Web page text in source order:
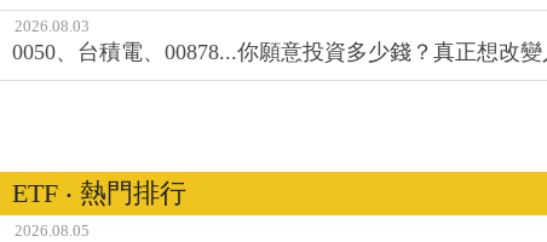
2026.08.03
0050、台積電、00878...你願意投資多少錢？真正想改變
ETF ‧ 熱門排行
2026.08.05